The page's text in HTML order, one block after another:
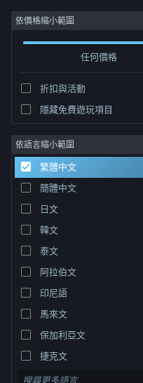
登入
社群
關於
客服
變更語言
取得 Steam 行動應用程式
檢視電腦版網頁
依價格縮小範圍
任何價格
折扣與活動
隱藏免費遊玩項目
依語言縮小範圍
繁體中文
簡體中文
日文
韓文
泰文
阿拉伯文
印尼語
馬來文
保加利亞文
捷克文
丹麥文
開發人員: Origin8 Technologies Ltd
排序依據 相關性
0 項相符的搜尋結果。 已根據您